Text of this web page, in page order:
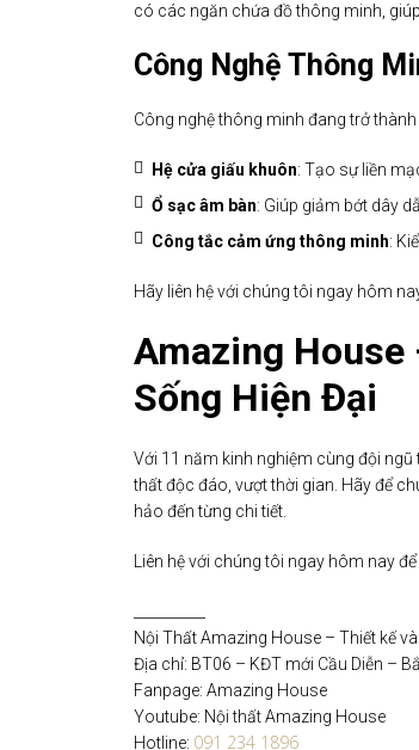
có các ngăn chứa đồ thông minh,
Công Nghệ Thông
Công nghệ thông minh đang trở
Hệ cửa giấu khuôn: Tạo sự liền
Ổ sạc âm bàn: Giúp giảm bớt dây
Công tắc cảm ứng thông minh:
Hãy liên hệ với chúng tôi ngay hôm
Amazing House
Sống Hiện Đại
Với 11 năm kinh nghiệm cùng đội ngũ
thất độc đáo, vượt thời gian. Hãy để
hảo đến từng chi tiết.
Liên hệ với chúng tôi ngay hôm nay
Nội Thất Amazing House – Thiết kế
Địa chỉ: BT06 – KĐT mới Cầu Diễn –
Fanpage: Amazing House
Youtube: Nội thất Amazing House
Hotline: 091 234 1896